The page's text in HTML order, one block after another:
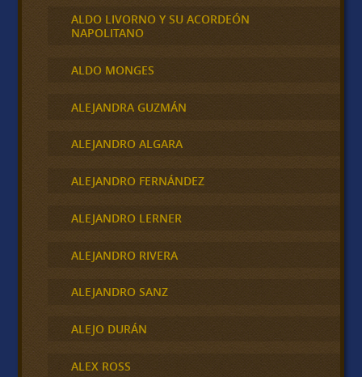
ALDO LIVORNO Y SU ACORDEÓN
NAPOLITANO
ALDO MONGES
ALEJANDRA GUZMÁN
ALEJANDRO ALGARA
ALEJANDRO FERNÁNDEZ
ALEJANDRO LERNER
ALEJANDRO RIVERA
ALEJANDRO SANZ
ALEJO DURÁN
ALEX ROSS